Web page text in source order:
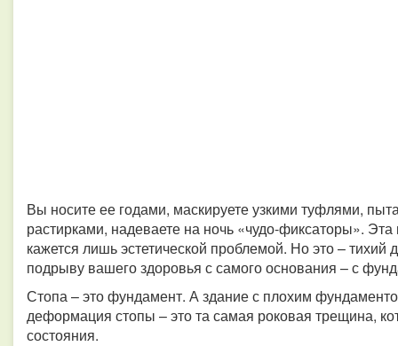
Вы носите ее годами, маскируете узкими туфлями,
растирками, надеваете на ночь «чудо-фиксаторы».
кажется лишь эстетической проблемой. Но это –
подрыву вашего здоровья с самого основания – с
Стопа – это фундамент. А здание с плохим
деформация стопы – это та самая роковая трещина,
состояния.